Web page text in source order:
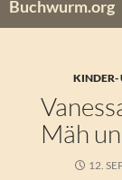
Buchwurm.org
KINDER-
Mäh
12.